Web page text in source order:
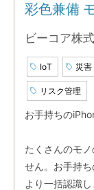
彩色兼備
ビーコア株
IoT 災害
リスク管理
お手持ちの
たくさんのモ
せん。お手持
より一括認識